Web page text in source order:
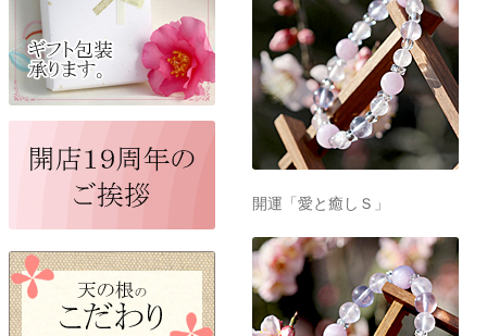
開運「愛と癒しＳ」